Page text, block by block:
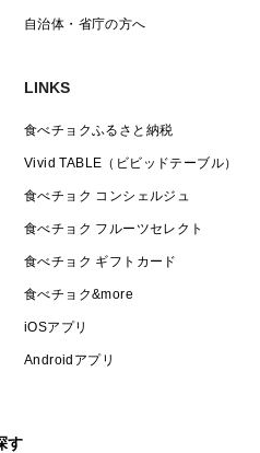
自治体・省庁の方へ
LINKS
食べチョクふるさと納税
Vivid TABLE（ビビッドテーブル）
食べチョク コンシェルジュ
食べチョク フルーツセレクト
食べチョク ギフトカード
食べチョク&more
iOSアプリ
Androidアプリ
す